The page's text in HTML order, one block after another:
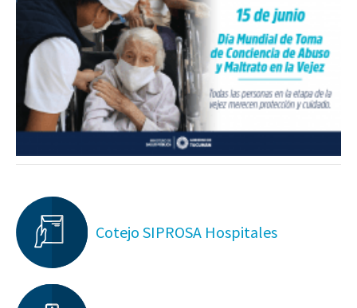
Cotejo SIPROSA Hospitales